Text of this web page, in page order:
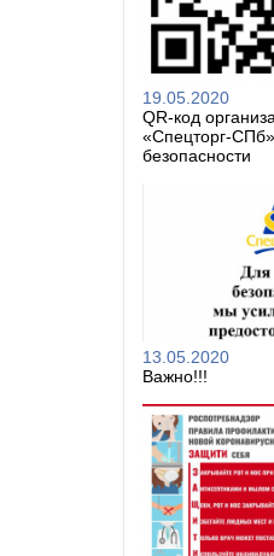
19.05.2020
QR-код
«Спецторг-
безопасности
13.05.2020
Важно!!!